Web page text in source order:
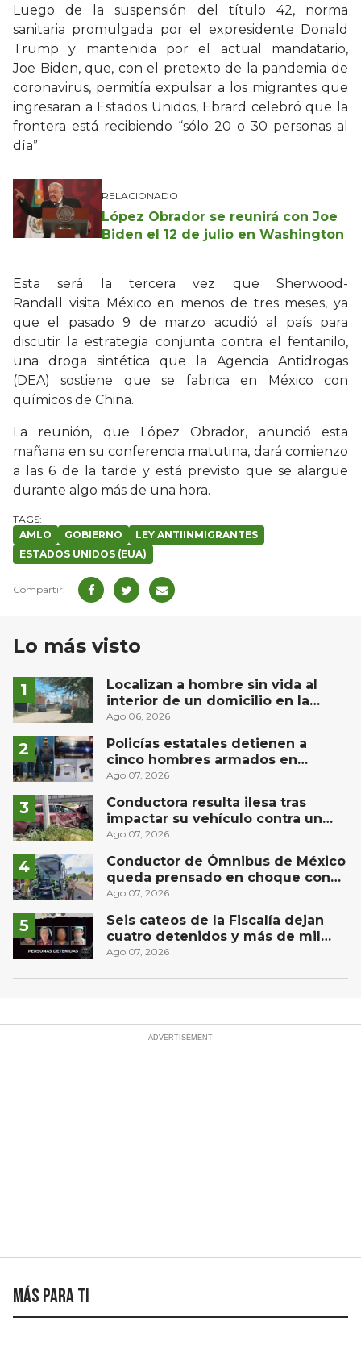
Luego de la suspensión del título 42, norma
sanitaria promulgada por el expresidente Donald
Trump y mantenida por el actual mandatario,
Joe Biden, que, con el pretexto de la pandemia de
coronavirus, permitía expulsar a los migrantes que
ingresaran a Estados Unidos, Ebrard celebró que la
frontera está recibiendo “sólo 20 o 30 personas al
día”.
RELACIONADO
López Obrador se reunirá con Joe
Biden el 12 de julio en Washington
Esta será la tercera vez que Sherwood-
Randall visita México en menos de tres meses, ya
que el pasado 9 de marzo acudió al país para
discutir la estrategia conjunta contra el fentanilo,
una droga sintética que la Agencia Antidrogas
(DEA) sostiene que se fabrica en México con
químicos de China.
La reunión, que López Obrador, anunció esta
mañana en su conferencia matutina, dará comienzo
a las 6 de la tarde y está previsto que se alargue
durante algo más de una hora.
AMLO GOBIERNO
LEY ANTIINMIGRANTES
ESTADOS UNIDOS (EUA)
Lo más visto
Localizan a hombre sin vida al
interior de un domicilio en la
comunidad El Rodeo, San Juan del
Ago 06, 2026
Policías estatales detienen a
cinco hombres armados en
Puebla capital
Ago 07, 2026
Conductora resulta ilesa tras
impactar su vehículo contra un
muro en Huimilpan
Ago 07, 2026
Conductor de Ómnibus de México
queda prensado en choque con
materialista en San Juan del Río
Ago 07, 2026
Seis cateos de la Fiscalía dejan
cuatro detenidos y más de mil
dosis aseguradas en Querétaro
Ago 07, 2026
Más para ti